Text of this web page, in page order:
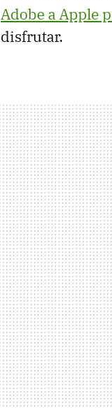
Adobe a Apple
disfrutar.